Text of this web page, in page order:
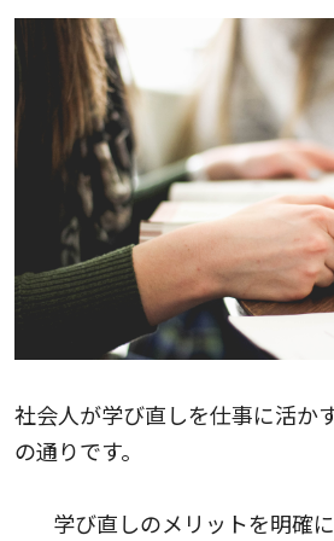
社会人が学び直しを仕事に活か
の通りです。
学び直しのメリットを明確